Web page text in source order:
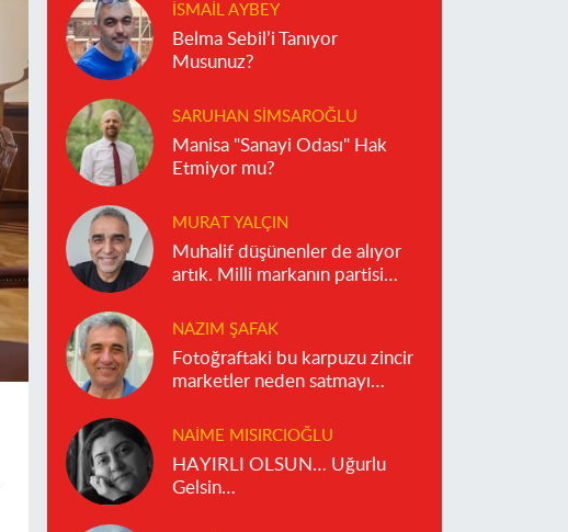
İSMAIL AYBEY
Belma Sebil’i Tanıyor
Musunuz?
SARUHAN SIMSAROĞLU
Manisa "Sanayi Odası" Hak
Etmiyor mu?
MURAT YALÇIN
Muhalif düşünenler de alıyor
artık. Milli markanın partisi
NAZIM ŞAFAK
Fotoğraftaki bu karpuzu zincir
marketler neden satmayı
NAIME MISIRCIOĞLU
HAYIRLI OLSUN… Uğurlu
Gelsin…